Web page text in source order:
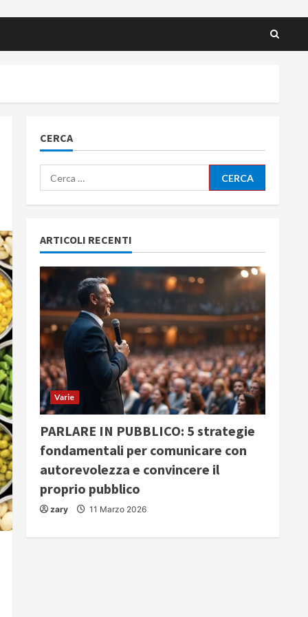
CERCA
Ricerca
per:
ARTICOLI RECENTI
Varie
PARLARE IN PUBBLICO: 5 strategie
fondamentali per comunicare con
autorevolezza e convincere il
proprio pubblico
zary 11 Marzo 2026